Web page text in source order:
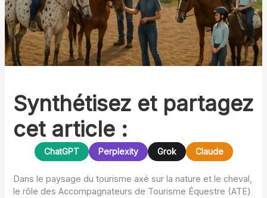
Synthétisez et partagez
cet article :
ChatGPT Perplexity Grok Claude
Dans le paysage du tourisme axé sur la nature et le cheval,
le rôle des Accompagnateurs de Tourisme Équestre (ATE)